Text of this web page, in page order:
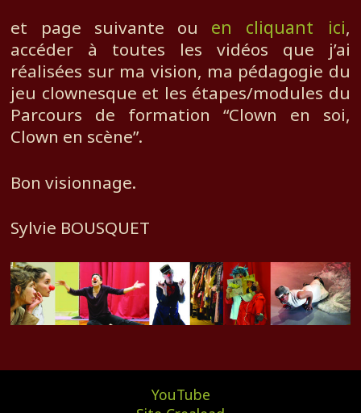
et page suivante ou en cliquant ici,
accéder à toutes les vidéos que j’ai
réalisées sur ma vision, ma pédagogie du
jeu clownesque et les étapes/modules du
Parcours de formation “Clown en soi,
Clown en scène”.
Bon visionnage.
Sylvie BOUSQUET
YouTube